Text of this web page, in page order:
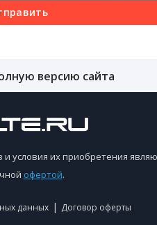
версию сайта
условия их приобретения
офертой.
данных | Договор оферты